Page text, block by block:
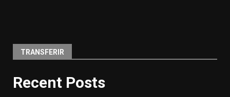
TRANSFERIR
Recent Posts